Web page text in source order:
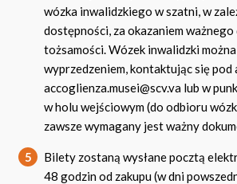
wózka inwalidzkiego w szatni, w
dostępności, za okazaniem
tożsamości. Wózek inwalidzki
wyprzedzeniem, kontaktując się pod
accoglienza.musei@scv.va lub w
w holu wejściowym (do odbioru
zawsze wymagany jest ważny
5
Bilety zostaną wysłane pocztą
48 godzin od zakupu (w dni